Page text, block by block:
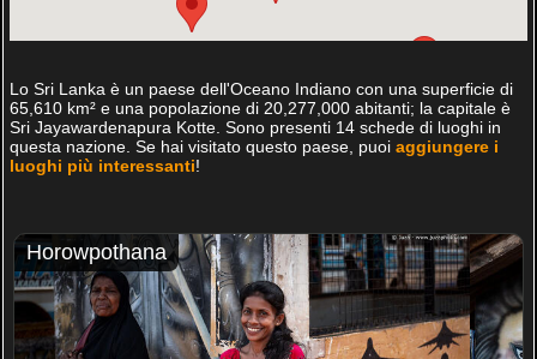
Lo Sri Lanka è un paese dell'Oceano Indiano con una superficie di
65,610 km² e una popolazione di 20,277,000 abitanti; la capitale è
Sri Jayawardenapura Kotte. Sono presenti 14 schede di luoghi in
questa nazione. Se hai visitato questo paese, puoi aggiungere i
luoghi più interessanti!
Horowpothana